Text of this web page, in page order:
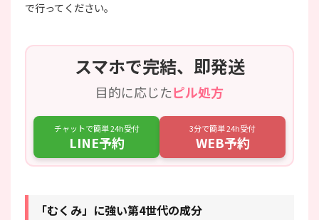
で行ってください。
スマホで完結、即発送
目的に応じたピル処方
チャットで簡単 24h受付
LINE予約
3分で簡単 24h受付
WEB予約
「むくみ」に強い第4世代の成分